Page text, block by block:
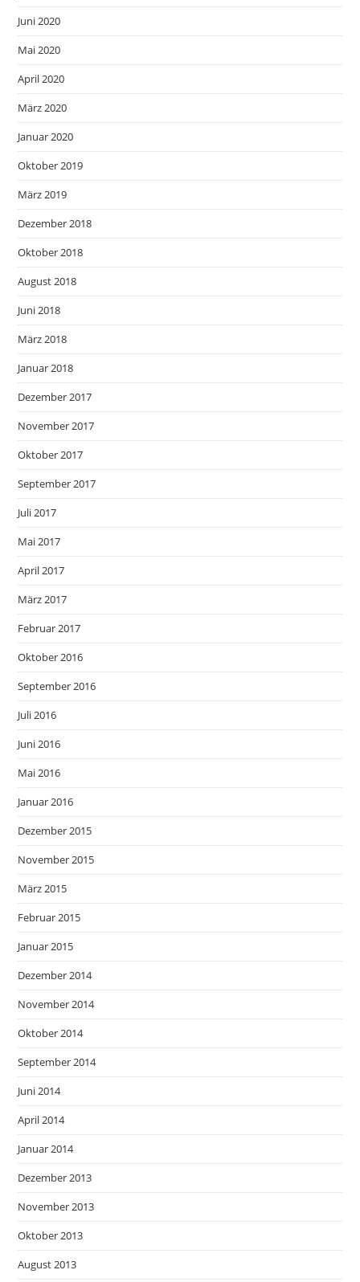
Juni 2020
Mai 2020
April 2020
März 2020
Januar 2020
Oktober 2019
März 2019
Dezember 2018
Oktober 2018
August 2018
Juni 2018
März 2018
Januar 2018
Dezember 2017
November 2017
Oktober 2017
September 2017
Juli 2017
Mai 2017
April 2017
März 2017
Februar 2017
Oktober 2016
September 2016
Juli 2016
Juni 2016
Mai 2016
Januar 2016
Dezember 2015
November 2015
März 2015
Februar 2015
Januar 2015
Dezember 2014
November 2014
Oktober 2014
September 2014
Juni 2014
April 2014
Januar 2014
Dezember 2013
November 2013
Oktober 2013
August 2013